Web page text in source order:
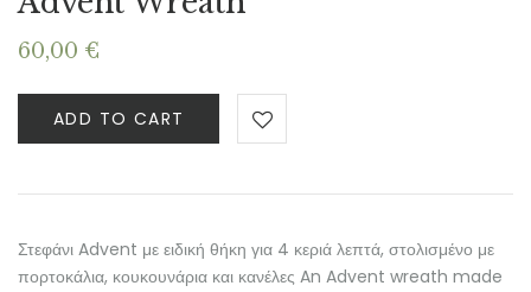
60,00 €
ADD TO CART
Στεφάνι Advent με ειδική θήκη για 4 κεριά λεπτά, στολισμένο με
πορτοκάλια, κουκουνάρια και κανέλες An Advent wreath made